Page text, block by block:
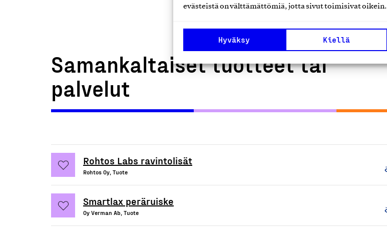
evästeistä on välttämättömiä, jotta sivut toimisivat oikein.
Hyväksy Kiellä
Samankaltaiset tuotteet tai
palvelut
Rohtos Labs ravintolisät
Rohtos Oy, Tuote
Smartlax peräruiske
Oy Verman Ab, Tuote